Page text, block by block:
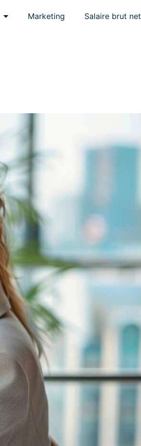
Marketing Salaire brut net